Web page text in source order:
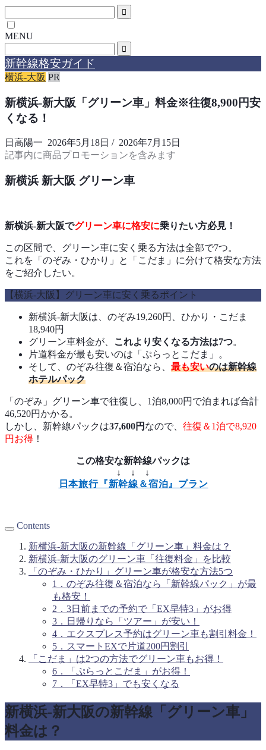
MENU
新幹線格安ガイド
横浜-大阪 PR
新横浜-新大阪「グリーン車」料金※往復8,900円安
くなる！
日高陽一 2026年5月18日 / 2026年7月15日
記事内に商品プロモーションを含みます
新横浜 新大阪 グリーン車
新横浜-新大阪でグリーン車に格安に乗りたい方必見！
この区間で、グリーン車に安く乗る方法は全部で7つ。
これを「のぞみ・ひかり」と「こだま」に分けて格安な方法
をご紹介したい。
【横浜-大阪】グリーン車に安く乗るポイント
新横浜-新大阪は、のぞみ19,260円、ひかり・こだま
18,940円
グリーン車料金が、
これより安くなる方法は7つ。
片道料金が最も安いのは「ぷらっとこだま」。
そして、のぞみ往復＆宿泊なら、 最も安いのは新幹線
ホテルパック
「のぞみ」グリーン車で往復し、1泊8,000円で泊まれば合計
46,520円かかる。
しかし、新幹線パックは37,600円 なので、 往復＆1泊で8,920
円お得 ！
この格安な新幹線パックは
↓ ↓ ↓
日本旅行『新幹線＆宿泊』プラン
Contents
新横浜-新大阪の新幹線「グリーン車」料金は？
新横浜-新大阪のグリーン車「往復料金」を比較
「のぞみ・ひかり」グリーン車が格安な方法5つ
1．のぞみ往復＆宿泊なら「新幹線パック」が最
も格安！
2．3日前までの予約で「EX早特3」がお得
3．日帰りなら「ツアー」が安い！
4．エクスプレス予約はグリーン車も割引料金！
5．スマートEXで片道200円割引
「こだま」は2つの方法でグリーン車もお得！
6．「ぷらっとこだま」がお得！
7．「EX早特3」でも安くなる
新横浜-新大阪の新幹線「グリーン車」
料金は？